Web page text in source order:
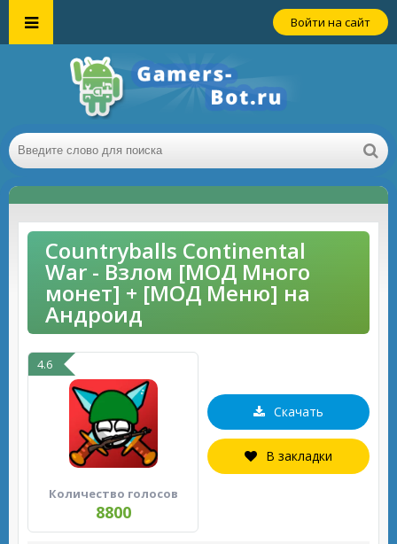
Войти на сайт
Countryballs Continental
War - Взлом [МОД Много
монет] + [МОД Меню] на
Андроид
4.6
Количество голосов
8800
Скачать
В закладки